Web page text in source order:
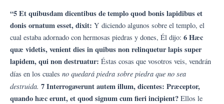
“5 Et quibusdam dicentibus de templo quod bonis lapidibus et
donis ornatum esset, dixit: Y diciendo algunos sobre el templo, el
cual estaba adornado con hermosas piedras y dones, Él dijo: 6 Hæc
quæ videtis, venient dies in quibus non relinquetur lapis super
lapidem, qui non destruatur: Éstas cosas que vosotros veis, vendrán
días en los cuales no quedará piedra sobre piedra que no sea
destruida. 7 Interrogaverunt autem illum, dicentes: Præceptor,
quando hæc erunt, et quod signum cum fieri incipient? Ellos le